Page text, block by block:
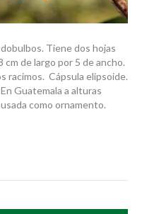
Tiene dos hojas
de largo por 5 de ancho.
racimos. Cápsula elipsoide.
Guatemala a alturas
como ornamento.